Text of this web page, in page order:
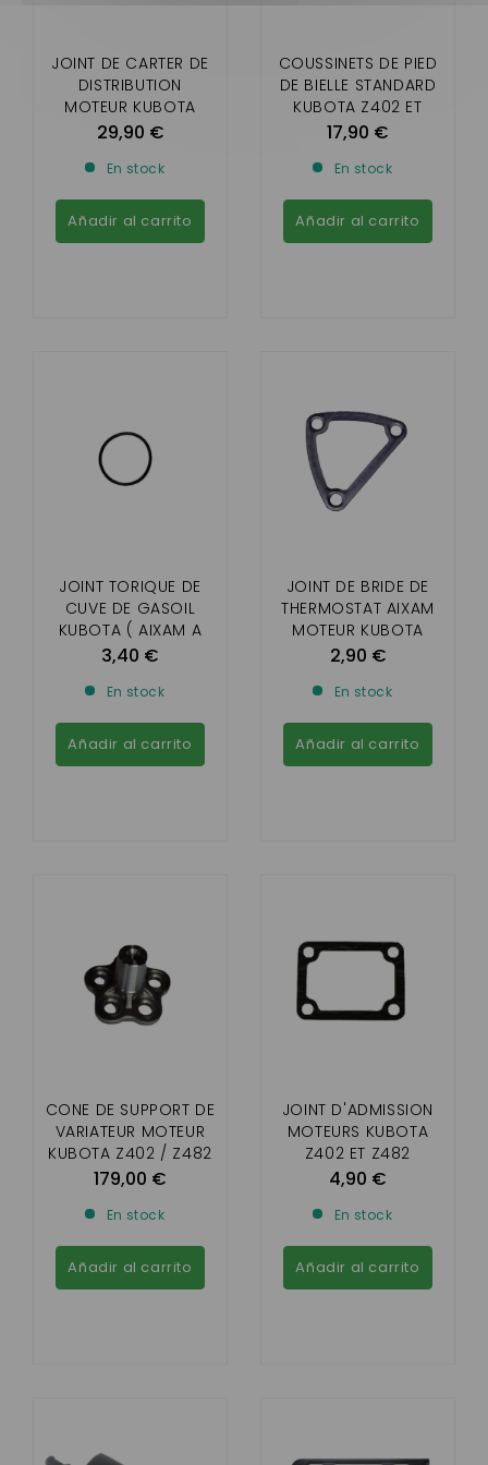
JOINT DE CARTER DE
DISTRIBUTION
MOTEUR KUBOTA
BICYLINDRE Z402 ET
29,90 €
En stock
Añadir al carrito
COUSSINETS DE PIED
DE BIELLE STANDARD
KUBOTA Z402 ET
Z482 ( AIXAM )
17,90 €
En stock
Añadir al carrito
JOINT TORIQUE DE
CUVE DE GASOIL
KUBOTA ( AIXAM A
PARTIR DE 2003 )
3,40 €
En stock
Añadir al carrito
JOINT DE BRIDE DE
THERMOSTAT AIXAM
MOTEUR KUBOTA
BICYLINDRE
2,90 €
En stock
Añadir al carrito
CONE DE SUPPORT DE
VARIATEUR MOTEUR
KUBOTA Z402 / Z482
AIXAM
179,00 €
En stock
Añadir al carrito
JOINT D'ADMISSION
MOTEURS KUBOTA
Z402 ET Z482
4,90 €
En stock
Añadir al carrito